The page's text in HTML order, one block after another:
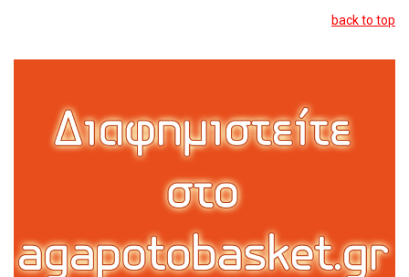
back to top